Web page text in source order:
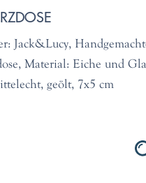
Jack&Lucy,
Material: Eiche und
geölt, 7x5 cm